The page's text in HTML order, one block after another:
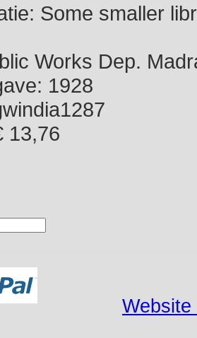
Some smaller
Works Dep.
1928
13,76
Website